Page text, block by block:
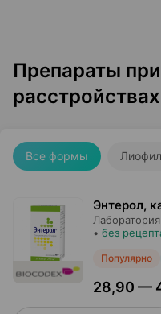
Препараты
Все формы
Энтерол,
• без
Популярно
28,90 —